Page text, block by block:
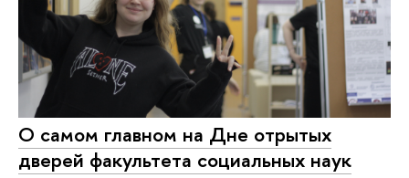
О самом главном на Дне отрытых
дверей факультета социальных наук